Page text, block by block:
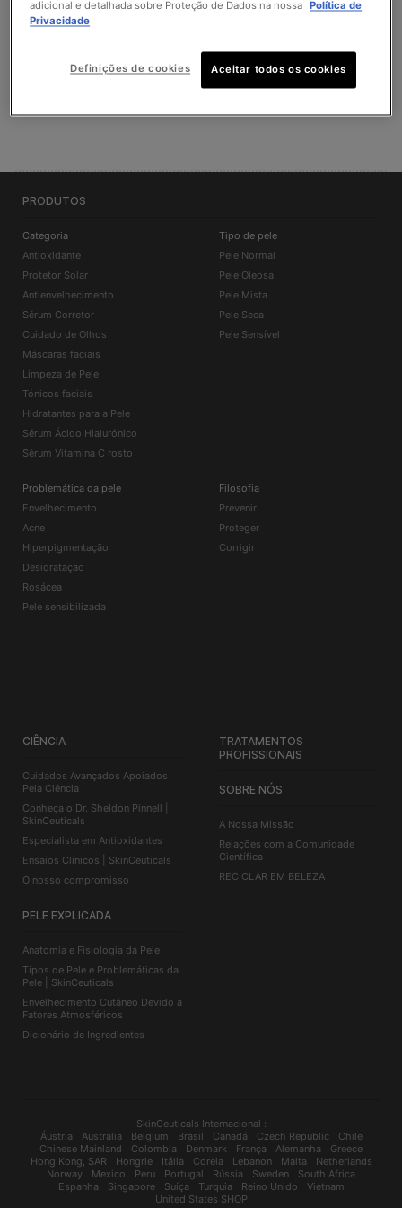
ENCONTRAR UM PONTO DE VENDA SKINCEUTICALS
PRODUTOS
Categoria
Antioxidante
Protetor Solar
Antienvelhecimento
Sérum Corretor
Cuidado de Olhos
Máscaras faciais
Limpeza de Pele
Tónicos faciais
Hidratantes para a Pele
Sérum Ácido Hialurónico
Sérum Vitamina C rosto
Tipo de pele
Pele Normal
Pele Oleosa
Pele Mista
Pele Seca
Pele Sensível
Problemática da pele
Envelhecimento
Acne
Hiperpigmentação
Desidratação
Rosácea
Pele sensibilizada
Filosofia
Prevenir
Proteger
Corrigir
CIÊNCIA
Cuidados Avançados Apoiados
Pela Ciência
Conheça o Dr. Sheldon Pinnell |
SkinCeuticals
Especialista em Antioxidantes
Ensaios Clínicos | SkinCeuticals
O nosso compromisso
PELE EXPLICADA
Anatomia e Fisiologia da Pele
Tipos de Pele e Problemáticas da
Pele | SkinCeuticals
Envelhecimento Cutâneo Devido a
Fatores Atmosféricos
Dicionário de Ingredientes
TRATAMENTOS
PROFISSIONAIS
SOBRE NÓS
A Nossa Missão
Relações com a Comunidade
Científica
RECICLAR EM BELEZA
SkinCeuticals Internacional :
Áustria
Australia Belgium Brasil Canadá Czech Republic
Chile
Chinese Mainland
Colombia Denmark França Alemanha
Greece
Hong Kong, SAR
Hongrie Itália Coreia Lebanon Malta
Netherlands
Norway
Mexico Peru Portugal Rússia Sweden
South Africa
Espanha
Singapore Suíça Turquia Reino Unido
Vietnam
United States SHOP
adicional e detalhada sobre Proteção de Dados na nossa Política de
Privacidade
Definições de cookies Aceitar todos os cookies